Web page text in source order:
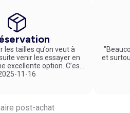
les tailles qu’on veut à
venir les essayer en
excellente option. C’est
pratique et agréable
11-16
et
post-achat